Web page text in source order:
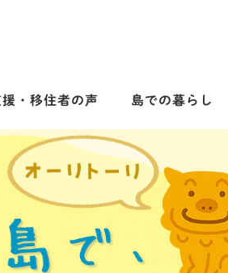
・移住者の声 島での暮らし